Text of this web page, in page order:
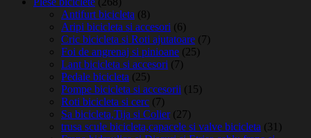
Antifurt bicicleta (8)
Aripi bicicleta si accesori (6)
Cric bicicleta si Roti ajutatoare (7)
Foi de angrenaj si pinioane (25)
Lant bicicleta si accesori (7)
Pedale bicicleta (25)
Pompe bicicleta si accesorii (15)
Roti bicicleta si cerc (7)
Sa bicicleta,Tija si Colier (27)
trusa scule bicicleta,capacele si valve bicicleta (31)